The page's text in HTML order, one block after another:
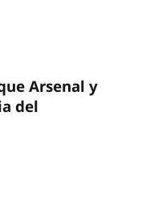
Arsenal y
del